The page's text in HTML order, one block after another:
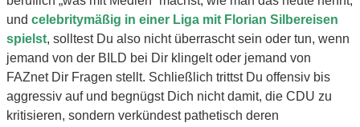
und celebritymäßig in einer Liga mit Florian Silbereisen
spielst, solltest Du also nicht überrascht sein oder tun, wenn
jemand von der BILD bei Dir klingelt oder jemand von
FAZnet Dir Fragen stellt. Schließlich trittst Du offensiv bis
aggressiv auf und begnügst Dich nicht damit, die CDU zu
kritisieren, sondern verkündest pathetisch deren